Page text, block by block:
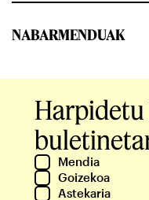
NABARMENDUAK
Mendia
Goizekoa
Astekaria